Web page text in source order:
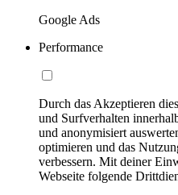
Google Ads
Performance
Durch das Akzeptieren
und Surfverhalten
und anonymisiert
optimieren und das
verbessern. Mit deiner
Webseite folgende